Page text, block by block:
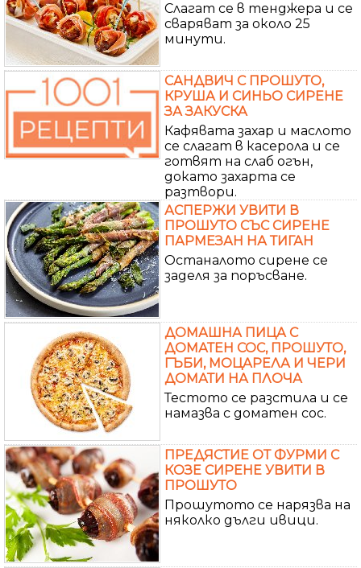
Слагат се в тенджера и се
сваряват за около 25
минути.
САНДВИЧ С ПРОШУТО,
КРУША И СИНЬО СИРЕНЕ
ЗА ЗАКУСКА
Кафявата захар и маслото
се слагат в касерола и се
готвят на слаб огън,
докато захарта се
разтвори.
АСПЕРЖИ УВИТИ В
ПРОШУТО СЪС СИРЕНЕ
ПАРМЕЗАН НА ТИГАН
Останалото сирене се
заделя за поръсване.
ДОМАШНА ПИЦА С
ДОМАТЕН СОС, ПРОШУТО,
ГЪБИ, МОЦАРЕЛА И ЧЕРИ
ДОМАТИ НА ПЛОЧА
Тестото се разстила и се
намазва с доматен сос.
ПРЕДЯСТИЕ ОТ ФУРМИ С
КОЗЕ СИРЕНЕ УВИТИ В
ПРОШУТО
Прошутото се нарязва на
няколко дълги ивици.